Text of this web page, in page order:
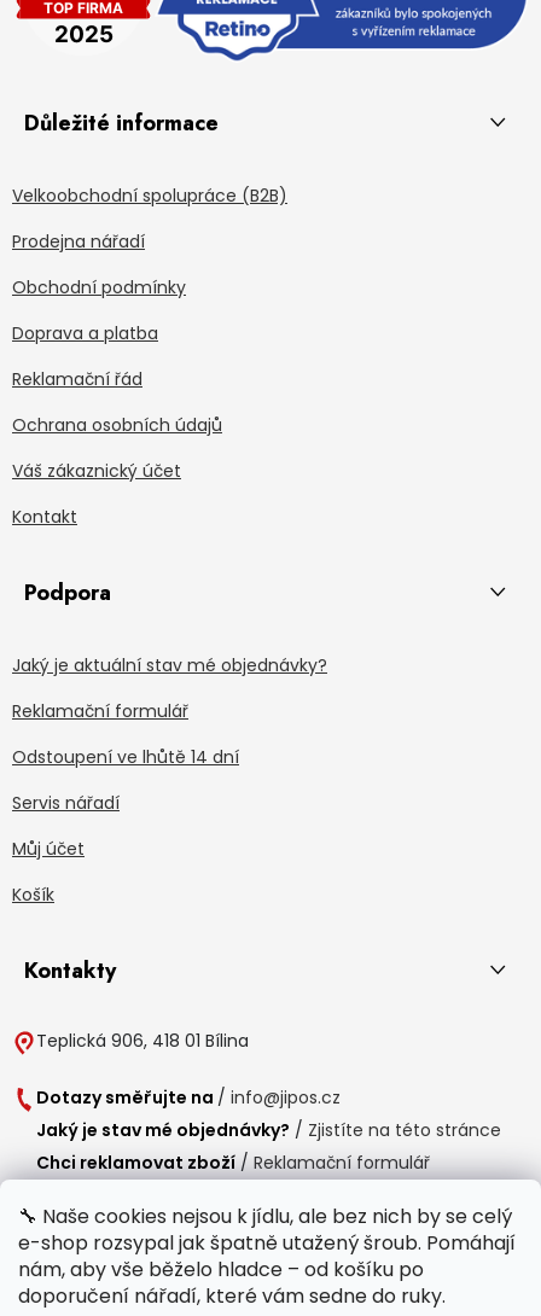
🔧 Naše cookies nejsou k jídlu, ale bez nich by se celý
e-shop rozsypal jak špatně utažený šroub. Pomáhají
nám, aby vše běželo hladce – od košíku po
doporučení nářadí, které vám sedne do ruky.
Důležité informace
Velkoobchodní spolupráce (B2B)
Prodejna nářadí
Obchodní podmínky
Doprava a platba
Reklamační řád
Ochrana osobních údajů
Váš zákaznický účet
Kontakt
Podpora
Jaký je aktuální stav mé objednávky?
Reklamační formulář
Odstoupení ve lhůtě 14 dní
Servis nářadí
Můj účet
Košík
Kontakty
Teplická 906, 418 01 Bílina
Dotazy směřujte na / info@jipos.cz
Jaký je stav mé objednávky? / Zjistíte na této stránce
Chci reklamovat zboží / Reklamační formulář
Provozní doba
Po-Čt / 8:00 - 15:00